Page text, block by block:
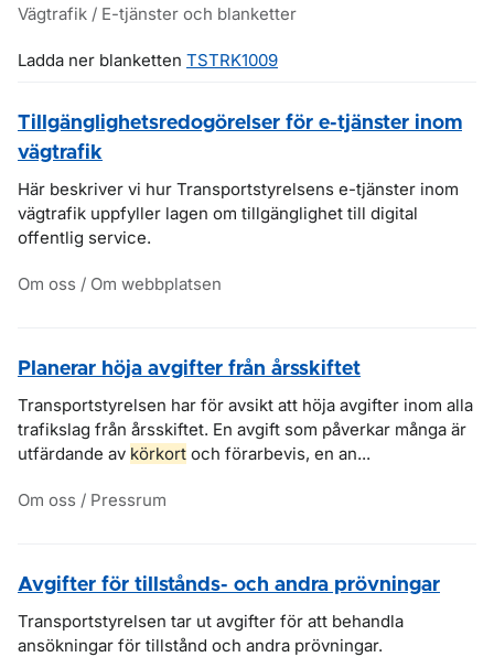
Vägtrafik / E-tjänster och blanketter
Ladda ner blanketten TSTRK1009
Tillgänglighetsredogörelser för e-tjänster inom
vägtrafik
Här beskriver vi hur Transportstyrelsens e-tjänster inom
vägtrafik uppfyller lagen om tillgänglighet till digital
offentlig service.
Om oss / Om webbplatsen
Planerar höja avgifter från årsskiftet
Transportstyrelsen har för avsikt att höja avgifter inom alla
trafikslag från årsskiftet. En avgift som påverkar många är
utfärdande av körkort och förarbevis, en an...
Om oss / Pressrum
Avgifter för tillstånds- och andra prövningar
Transportstyrelsen tar ut avgifter för att behandla
ansökningar för tillstånd och andra prövningar.